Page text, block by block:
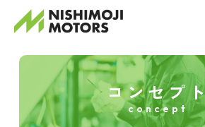
コンセプ
concept